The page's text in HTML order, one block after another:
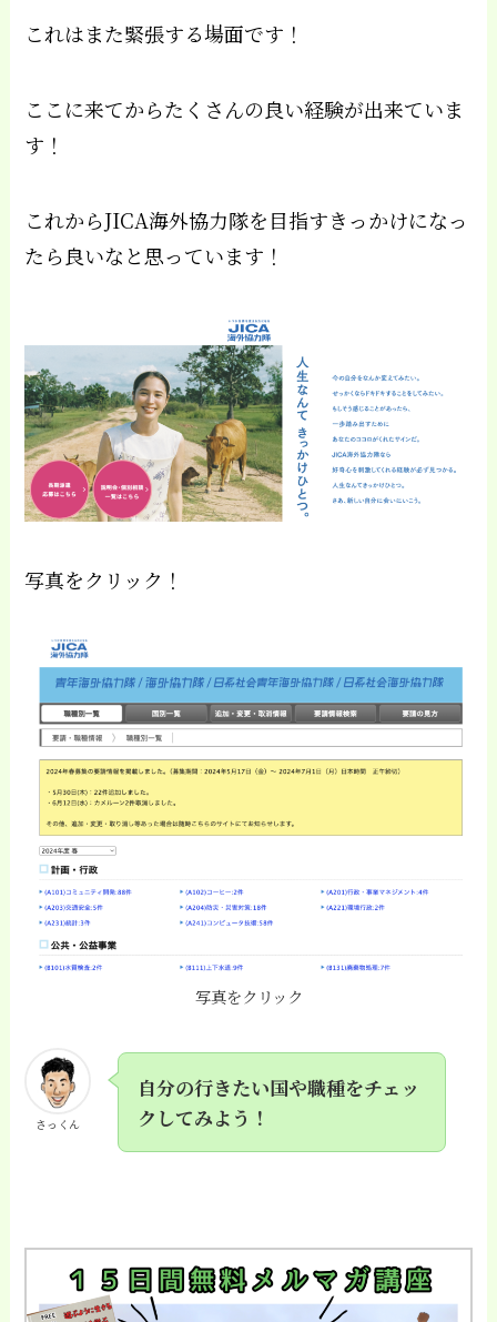
これはまた緊張する場面です！
ここに来てからたくさんの良い経験が出来ていま
す！
これからJICA海外協力隊を目指すきっかけになっ
たら良いなと思っています！
写真をクリック！
写真をクリック
さっくん
自分の行きたい国や職種をチェッ
クしてみよう！